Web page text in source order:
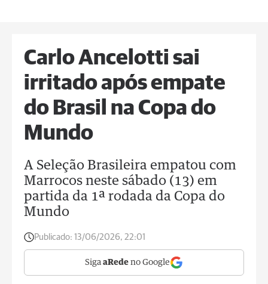
Carlo Ancelotti sai
irritado após empate
do Brasil na Copa do
Mundo
A Seleção Brasileira empatou com
Marrocos neste sábado (13) em
partida da 1ª rodada da Copa do
Mundo
Publicado: 13/06/2026, 22:01
Siga aRede no Google